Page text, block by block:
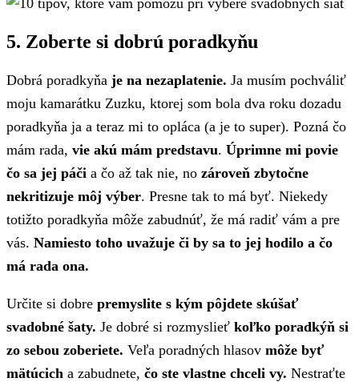
5. Zoberte si dobrú poradkyňu
Dobrá poradkyňa je na nezaplatenie. Ja musím pochváliť
moju kamarátku Zuzku, ktorej som bola dva roku dozadu
poradkyňa ja a teraz mi to opláca (a je to super). Pozná čo
mám rada, vie akú mám predstavu. Úprimne mi povie
čo sa jej páči a čo až tak nie, no zároveň zbytočne
nekritizuje môj výber. Presne tak to má byť. Niekedy
totižto poradkyňa môže zabudnúť, že má radiť vám a pre
vás. Namiesto toho uvažuje či by sa to jej hodilo a čo
má rada ona.
Určite si dobre premyslite s kým pôjdete skúšať
svadobné šaty. Je dobré si rozmyslieť koľko poradkýň si
zo sebou zoberiete. Veľa poradných hlasov môže byť
mätúcich a zabudnete, čo ste vlastne chceli vy. Nestraťte